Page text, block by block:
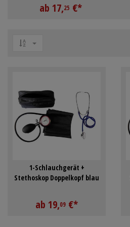
ab 17,25 €*
1-Schlauchgerät +
Stethoskop Doppelkopf blau
ab 19,09 €*